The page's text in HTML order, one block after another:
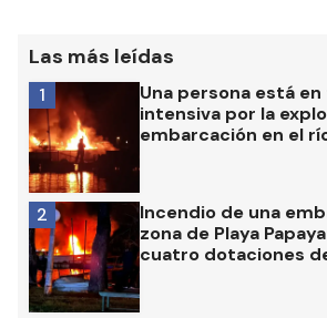
Las más leídas
Una persona está
intensiva por la
embarcación en el
1
Incendio de una
zona de Playa
cuatro dotaciones
2